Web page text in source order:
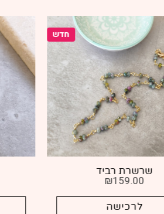
חדש
שרשרת שקד
179.00
לרכישה